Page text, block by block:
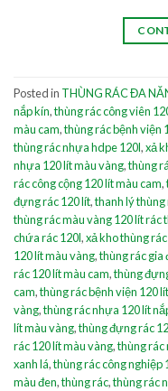
Posted in THÙNG RÁC ĐA
nắp kín,thùng rác công viên
màu cam,thùng rác bệnh viện
thùng rác nhựa hdpe 120l,xả
nhựa 120 lít màu vàng,thùng
rác công cộng 120 lít màu cam,
đựng rác 120 lít,thanh lý thùng
thùng rác màu vàng 120 lít rác
chứa rác 120l,xả kho thùng
120 lít màu vàng,thùng rác gia
rác 120 lít màu cam,thùng
cam,thùng rác bệnh viện 120
vàng,thùng rác nhựa 120 lít
lít màu vàng,thùng đựng rác
rác 120 lít màu vàng,thùng rác
xanh lá,thùng rác công nghiệp
màu đen,thùng rác,thùng rác